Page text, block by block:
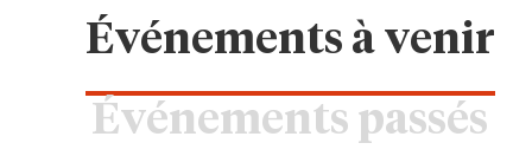
Événements à venir
Événements passés